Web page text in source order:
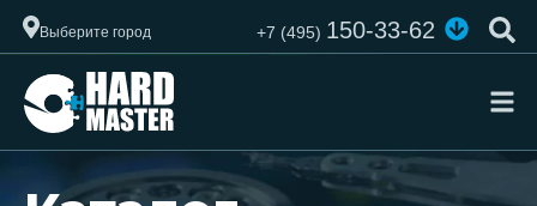
Выберите город +7 (495)150-33-62